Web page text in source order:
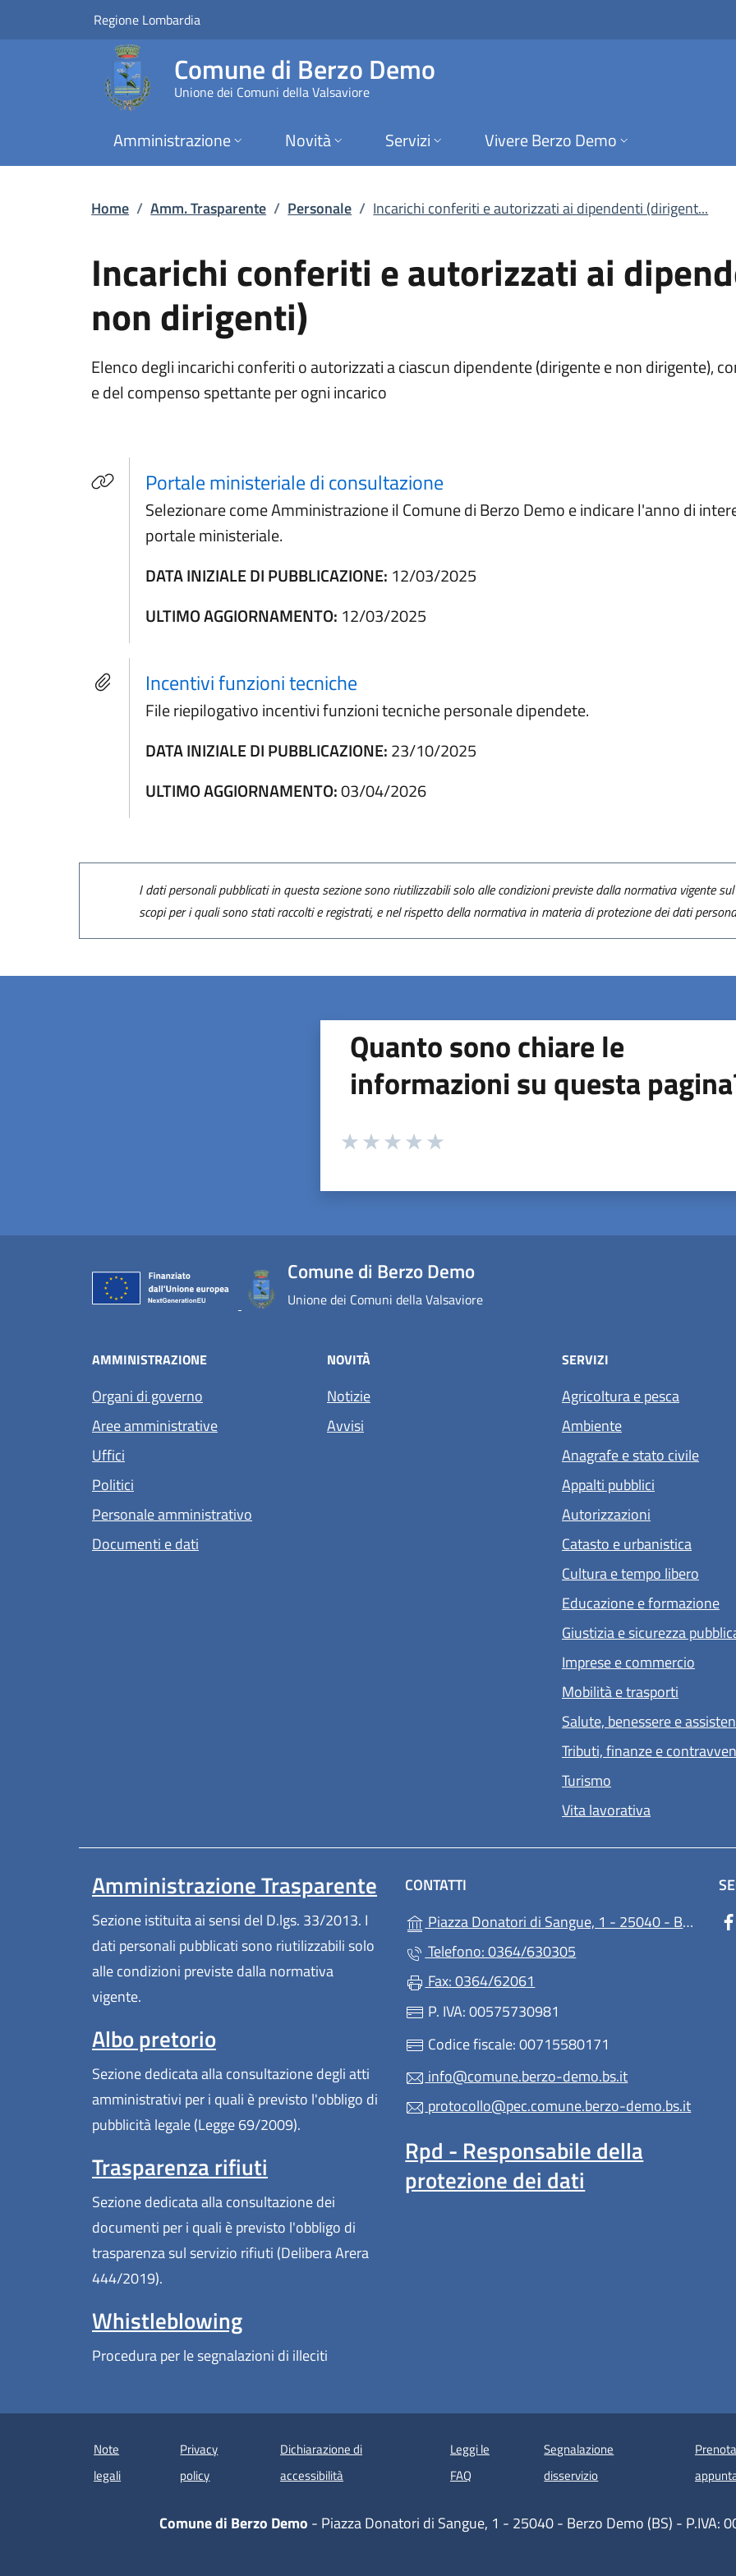
Vai al contenuto principale
Incarichi conferiti e autorizzati ai
Regione Lombardia
Comune di Berzo Demo
Unione dei Comuni della Valsaviore
Amministrazione Novità Servizi Vivere Berzo Demo
Home / Amm. Trasparente / Personale / Incarichi conferiti e autorizzati ai dipendenti (dirigent...
Incarichi conferiti e autorizzati ai
non dirigenti)
Elenco degli incarichi conferiti o autorizzati a ciascun dipendente (dirigente e non dirigente),
e del compenso spettante per ogni incarico
Portale ministeriale di consultazione(apre in un'altra scheda).
Selezionare come Amministrazione il Comune di Berzo Demo e indicare l'anno di
portale ministeriale.
DATA INIZIALE DI PUBBLICAZIONE: 12/03/2025
ULTIMO AGGIORNAMENTO: 12/03/2025
Incentivi funzioni tecniche
File riepilogativo incentivi funzioni tecniche personale dipendete.
DATA INIZIALE DI PUBBLICAZIONE:23/10/2025
ULTIMO AGGIORNAMENTO:03/04/2026
I dati personali pubblicati in questa sezione sono riutilizzabili solo alle condizioni previste dalla normativa vigente
scopi per i quali sono stati raccolti e registrati, e nel rispetto della normativa in materia di protezione dei dati
Quanto sono chiare le
informazioni su questa
Valuta da 1 a 5 stelle la pagina
Comune di Berzo Demo
Unione dei Comuni della Valsaviore
AMMINISTRAZIONE
Organi di governo
Aree amministrative
Uffici
Politici
Personale amministrativo
Documenti e dati
NOVITÀ
Notizie
Avvisi
SERVIZI
Agricoltura e pesca
Ambiente
Anagrafe e stato civile
Appalti pubblici
Autorizzazioni
Catasto e urbanistica
Cultura e tempo libero
Educazione e formazione
Giustizia e sicurezza
Imprese e commercio
Mobilità e trasporti
Salute, benessere e
Tributi, finanze e
Turismo
Vita lavorativa
Amministrazione Trasparente
Sezione istituita ai sensi del D.lgs. 33/2013. I
dati personali pubblicati sono riutilizzabili solo
alle condizioni previste dalla normativa
vigente.
Albo pretorio
Sezione dedicata alla consultazione degli atti
amministrativi per i quali è previsto l'obbligo di
pubblicità legale (Legge 69/2009).
Trasparenza rifiuti
Sezione dedicata alla consultazione dei
documenti per i quali è previsto l'obbligo di
trasparenza sul servizio rifiuti (Delibera Arera
444/2019).
Whistleblowing
Procedura per le segnalazioni di illeciti
CONTATTI
Piazza Donatori di Sangue, 1 - 25040 - Berzo Demo (BS)
Telefono: 0364/630305
Fax: 0364/62061
P. IVA: 00575730981
Codice fiscale: 00715580171
info@comune.berzo-demo.bs.it
protocollo@pec.comune.berzo-demo.bs.it
Rpd - Responsabile della
protezione dei dati
Note
legali
Privacy
policy
Dichiarazione di
accessibilità (apre in un'altra scheda).
Leggi le
FAQ
Segnalazione
disservizio
Comune di Berzo Demo - Piazza Donatori di Sangue, 1 - 25040 - Berzo Demo (BS) - P.IVA: